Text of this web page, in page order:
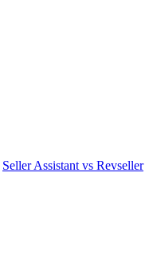
Seller Assistant vs Revseller